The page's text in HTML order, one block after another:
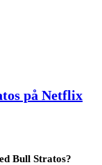
på Netflix
Bull Stratos?